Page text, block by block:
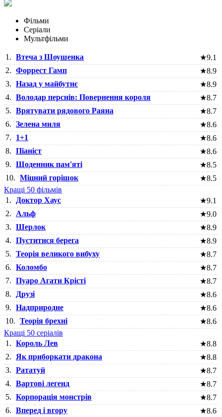
Фільми
Серіали
Мультфільми
1. Втеча з Шоушенка ★9.1
2. Форрест Гамп ★8.9
3. Назад у майбутнє ★8.9
4. Володар перснів: Повернення короля ★8.7
5. Врятувати рядового Раяна ★8.7
6. Зелена миля ★8.6
7.
1+1 ★8.6
8. Піаніст ★8.6
9. Щоденник пам'яті ★8.5
10. Міцний горішок ★8.5
Кращі 50 фільмів
1.
Доктор Хаус ★9.1
2.
Альф ★9.0
3. Шерлок ★8.9
4. Пуститися берега ★8.9
5. Теорія великого вибуху ★8.7
6. Коломбо ★8.7
7. Пуаро Агати Крісті ★8.7
8.
Друзі ★8.6
9. Надприродне ★8.6
10. Теорія брехні ★8.6
Кращі 50 серіалів
1. Король Лев ★8.8
2.
Як приборкати дракона ★8.8
3. Рататуй ★8.7
4. Вартові легенд ★8.7
5. Корпорація монстрів ★8.7
6. Вперед і вгору ★8.6